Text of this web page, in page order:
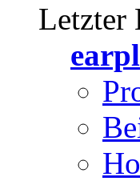
Letzter